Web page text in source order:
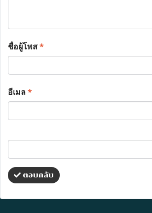
ชื่อผู้โพส*
อีเมล*
ตอบกลับ